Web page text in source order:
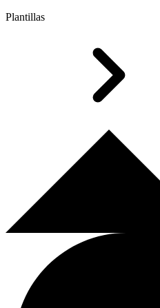
Plantillas